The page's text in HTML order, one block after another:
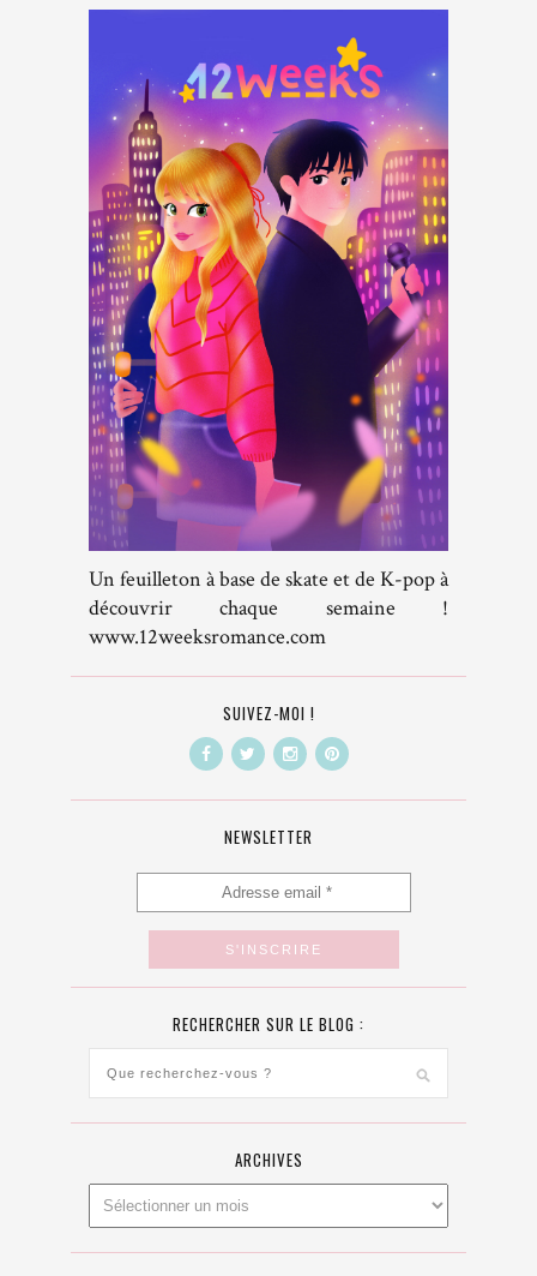
Un feuilleton à base de skate et de K-pop à
découvrir chaque semaine !
www.12weeksromance.com
SUIVEZ-MOI !
NEWSLETTER
RECHERCHER SUR LE BLOG :
ARCHIVES